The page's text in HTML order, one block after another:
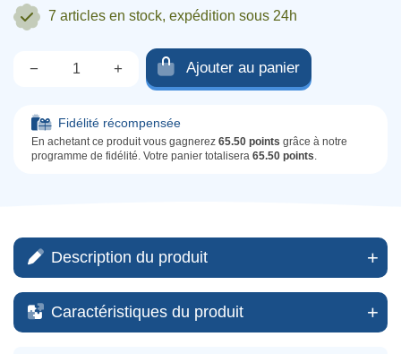
7 articles en stock, expédition sous 24h
− + Ajouter au panier
Fidélité récompensée
En achetant ce produit vous gagnerez 65.50 points grâce à notre
programme de fidélité. Votre panier totalisera 65.50 points.
Description du produit
Caractéristiques du produit